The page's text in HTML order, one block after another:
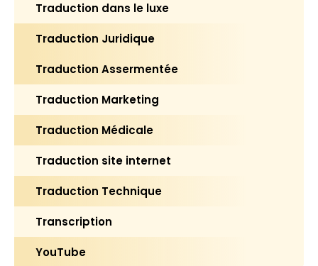
Traduction dans le luxe
Traduction Juridique
Traduction Assermentée
Traduction Marketing
Traduction Médicale
Traduction site internet
Traduction Technique
Transcription
YouTube